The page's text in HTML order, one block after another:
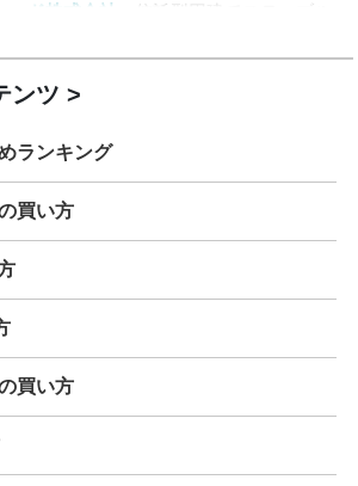
ード株式会社
信託型円建てステーブル
ンツ
ランキング
買い方
買い方